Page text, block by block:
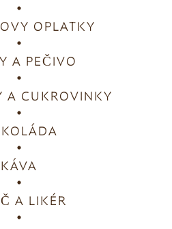
OPLATKY
A PEČIVO
A CUKROVINKY
KÁVA
A LIKÉR